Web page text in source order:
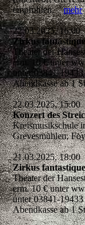
empfohlen.mehr
22.03.2025, 16:00
Zirkus
Theater der
erm. 10 € unter
unter 03841-
Abendkasse ab 1
22.03.2025, 15:00
Konzert des
Kreismusikschule
Grevesmühlen,
21.03.2025, 18:00
Zirkus
Theater der
erm. 10 € unter
unter 03841-
Abendkasse ab 1